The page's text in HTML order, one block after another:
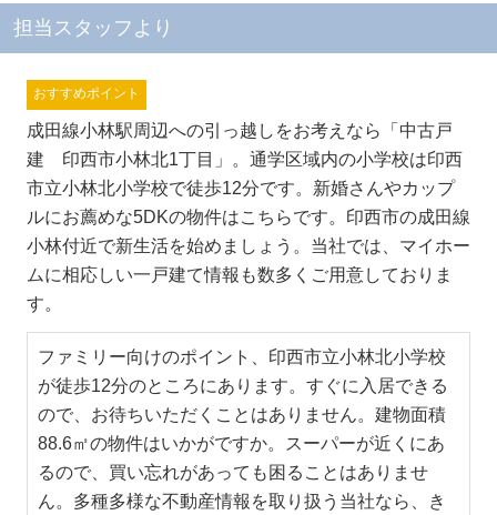
担当スタッフより
おすすめポイント
成田線小林駅周辺への引っ越しをお考えなら「中古戸
建 印西市小林北1丁目」。通学区域内の小学校は印西
市立小林北小学校で徒歩12分です。新婚さんやカップ
ルにお薦めな5DKの物件はこちらです。印西市の成田線
小林付近で新生活を始めましょう。当社では、マイホー
ムに相応しい一戸建て情報も数多くご用意しておりま
す。
ファミリー向けのポイント、印西市立小林北小学校
が徒歩12分のところにあります。すぐに入居できる
ので、お待ちいただくことはありません。建物面積
88.6㎡の物件はいかがですか。スーパーが近くにあ
るので、買い忘れがあっても困ることはありませ
ん。多種多様な不動産情報を取り扱う当社なら、き